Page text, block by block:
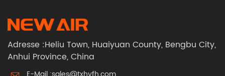
Adresse :Heliu Town, Huaiyuan County, Bengbu City,
Anhui Province, China